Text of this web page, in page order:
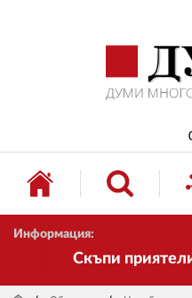
Информация:
Скъпи приятели!